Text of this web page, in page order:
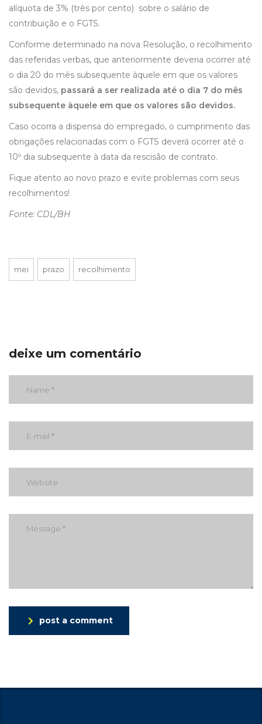
alíquota de 3% (três por cento) sobre o salário de
contribuição e o FGTS.
Conforme determinado na nova Resolução, o recolhimento
das referidas verbas, que anteriormente deveria ocorrer até
o dia 20 do mês subsequente àquele em que os valores
são devidos, passará a ser realizada até o dia 7 do mês
subsequente àquele em que os valores são devidos.
Caso ocorra a dispensa do empregado, o cumprimento das
obrigações relacionadas com o FGTS deverá ocorrer até o
10º dia subsequente à data da rescisão de contrato.
Fique atento ao novo prazo e evite problemas com seus
recolhimentos!
Fonte: CDL/BH
mei prazo recolhimento
deixe um comentário
post a comment